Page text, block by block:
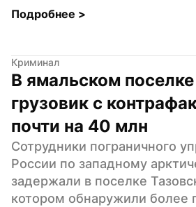
Подробнее >
Криминал
В ямальском
грузовик с
почти на 40 млн
Сотрудники пограничного
России по западному
задержали в поселке
котором обнаружили более